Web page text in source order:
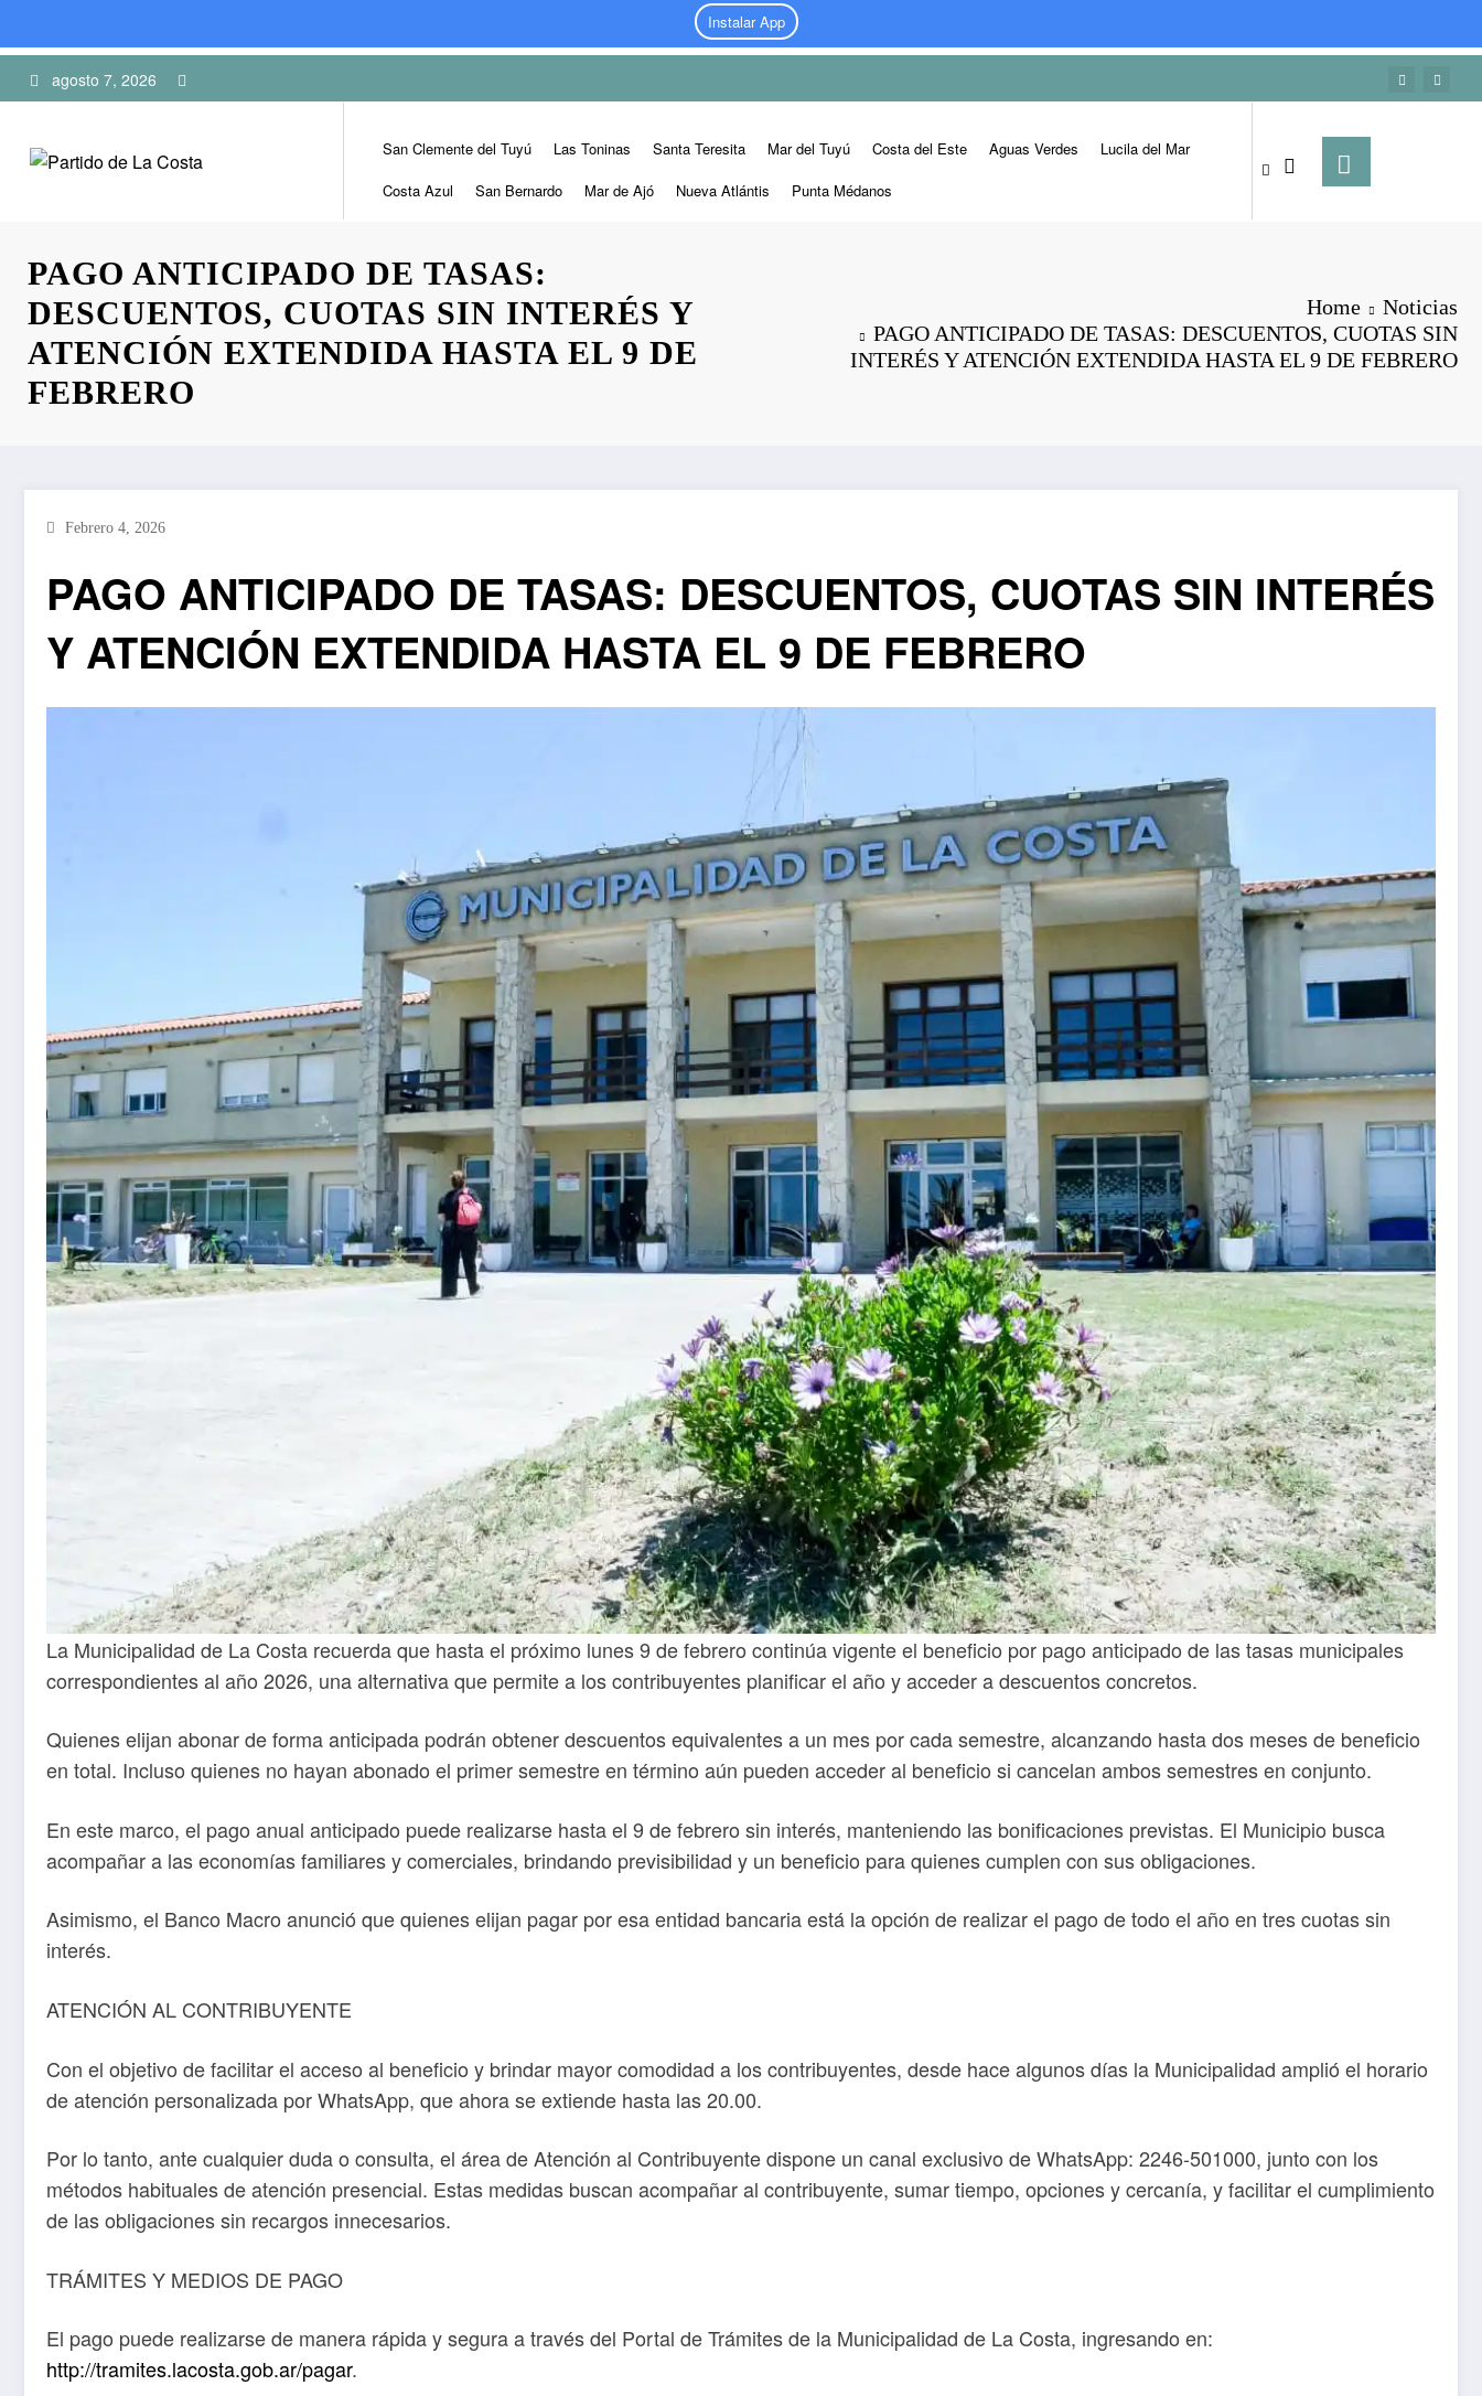
Instalar App
to
agosto 7, 2026
San Clemente del Tuyú Las Toninas Santa Teresita Mar del Tuyú Costa del Este Aguas Verdes
Lucila del Mar
Costa Azul
San Bernardo Mar de Ajó Nueva Atlántis Punta Médanos
PAGO ANTICIPADO DE TASAS:
DESCUENTOS, CUOTAS SIN INTERÉS Y
ATENCIÓN EXTENDIDA HASTA EL 9 DE
FEBRERO
Home
Noticias
PAGO ANTICIPADO DE TASAS: DESCUENTOS, CUOTAS SIN
INTERÉS Y ATENCIÓN EXTENDIDA HASTA EL 9 DE FEBRERO
Febrero 4, 2026
PAGO ANTICIPADO DE TASAS: DESCUENTOS, CUOTAS SIN INTERÉS
Y ATENCIÓN EXTENDIDA HASTA EL 9 DE FEBRERO
La Municipalidad de La Costa recuerda que hasta el próximo lunes 9 de febrero continúa vigente el beneficio por pago anticipado de las tasas municipales
correspondientes al año 2026, una alternativa que permite a los contribuyentes planificar el año y acceder a descuentos concretos.
Quienes elijan abonar de forma anticipada podrán obtener descuentos equivalentes a un mes por cada semestre, alcanzando hasta dos meses de beneficio
en total. Incluso quienes no hayan abonado el primer semestre en término aún pueden acceder al beneficio si cancelan ambos semestres en conjunto.
En este marco, el pago anual anticipado puede realizarse hasta el 9 de febrero sin interés, manteniendo las bonificaciones previstas. El Municipio busca
acompañar a las economías familiares y comerciales, brindando previsibilidad y un beneficio para quienes cumplen con sus obligaciones.
Asimismo, el Banco Macro anunció que quienes elijan pagar por esa entidad bancaria está la opción de realizar el pago de todo el año en tres cuotas sin
interés.
ATENCIÓN AL CONTRIBUYENTE
Con el objetivo de facilitar el acceso al beneficio y brindar mayor comodidad a los contribuyentes, desde hace algunos días la Municipalidad amplió el horario
de atención personalizada por WhatsApp, que ahora se extiende hasta las 20.00.
Por lo tanto, ante cualquier duda o consulta, el área de Atención al Contribuyente dispone un canal exclusivo de WhatsApp: 2246-501000, junto con los
métodos habituales de atención presencial. Estas medidas buscan acompañar al contribuyente, sumar tiempo, opciones y cercanía, y facilitar el cumplimiento
de las obligaciones sin recargos innecesarios.
TRÁMITES Y MEDIOS DE PAGO
El pago puede realizarse de manera rápida y segura a través del Portal de Trámites de la Municipalidad de La Costa, ingresando en:
http://tramites.lacosta.gob.ar/pagar.